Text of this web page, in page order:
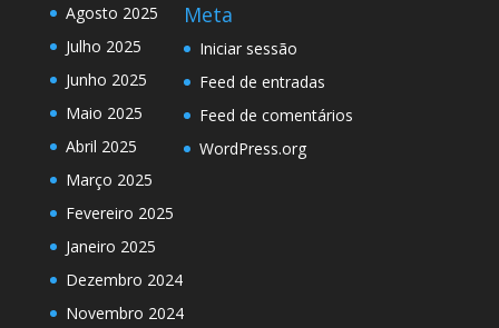
Agosto 2025
Julho 2025
Junho 2025
Maio 2025
Abril 2025
Março 2025
Fevereiro 2025
Janeiro 2025
Dezembro 2024
Novembro 2024
Meta
Iniciar sessão
Feed de entradas
Feed de comentários
WordPress.org